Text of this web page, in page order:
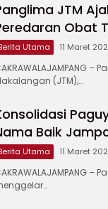
JTM
Obat
Utama 11 Maret
(JTM),…
Baik
Utama 11 Maret